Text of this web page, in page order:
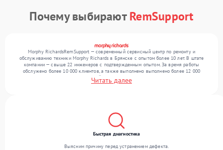
Почему выбираютRemSupport
Morphy RichardsRemSupport — современный сервисный центр по ремонту и
обслуживанию техники Morphy Richards в Брянске с опытом более 10 лет. В штате
компании — свыше 22 инженеров с подтвержденным опытом. За время работы
обслужено более 10 000 клиентов, а также выполнено выполнено более 12 000
ремонтов. Ежемесячно в сервисный центр поступает свыше 300 единиц техники,
включая , , . Мы устраняем поломки любой сложности и поддерживаем высокий
Читать далее
Быстрая диагностика
Выясним причину перед устранением дефекта.